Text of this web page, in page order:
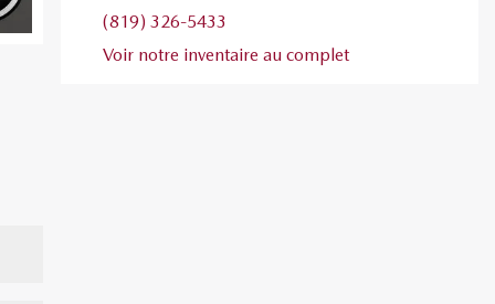
(819) 326-5433
Voir notre inventaire au complet